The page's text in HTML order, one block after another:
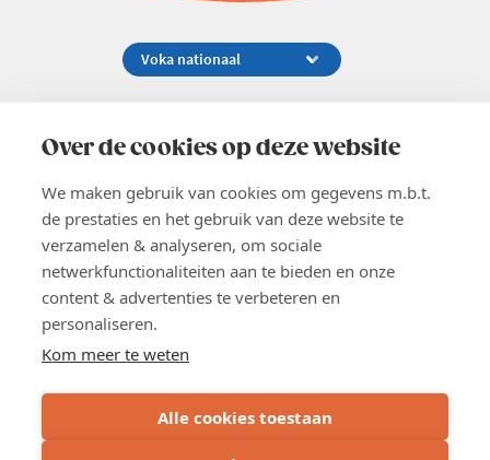
Over de cookies op deze website
We maken gebruik van cookies om gegevens m.b.t.
de prestaties en het gebruik van deze website te
verzamelen & analyseren, om sociale
netwerkfunctionaliteiten aan te bieden en onze
content & advertenties te verbeteren en
personaliseren.
Kom meer te weten
Alle cookies toestaan
02 229 81 11
EN
Word lid
Voka 2026